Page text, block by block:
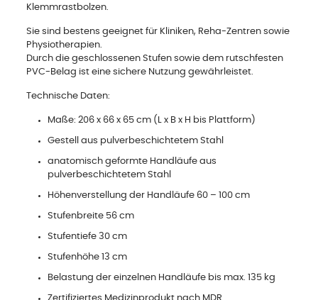
Klemmrastbolzen.
Sie sind bestens geeignet für Kliniken, Reha-Zentren sowie
Physiotherapien.
Durch die geschlossenen Stufen sowie dem rutschfesten
PVC-Belag ist eine sichere Nutzung gewährleistet.
Technische Daten:
Maße: 206 x 66 x 65 cm (L x B x H bis Plattform)
Gestell aus pulverbeschichtetem Stahl
anatomisch geformte Handläufe aus
pulverbeschichtetem Stahl
Höhenverstellung der Handläufe 60 – 100 cm
Stufenbreite 56 cm
Stufentiefe 30 cm
Stufenhöhe 13 cm
Belastung der einzelnen Handläufe bis max. 135 kg